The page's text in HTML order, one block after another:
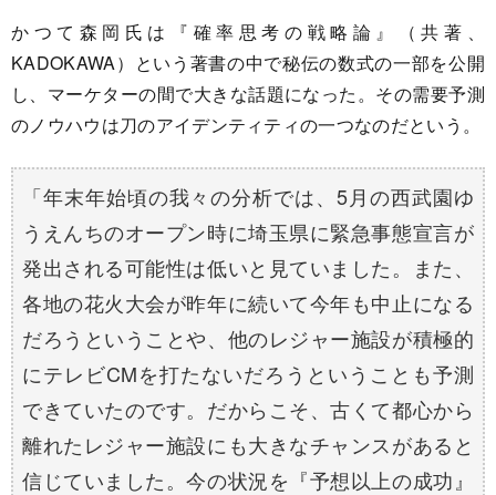
かつて森岡氏は『確率思考の戦略論』（共著、
KADOKAWA）という著書の中で秘伝の数式の一部を公開
し、マーケターの間で大きな話題になった。その需要予測
のノウハウは刀のアイデンティティの一つなのだという。
「年末年始頃の我々の分析では、5月の西武園ゆ
うえんちのオープン時に埼玉県に緊急事態宣言が
発出される可能性は低いと見ていました。また、
各地の花火大会が昨年に続いて今年も中止になる
だろうということや、他のレジャー施設が積極的
にテレビCMを打たないだろうということも予測
できていたのです。だからこそ、古くて都心から
離れたレジャー施設にも大きなチャンスがあると
信じていました。今の状況を『予想以上の成功』